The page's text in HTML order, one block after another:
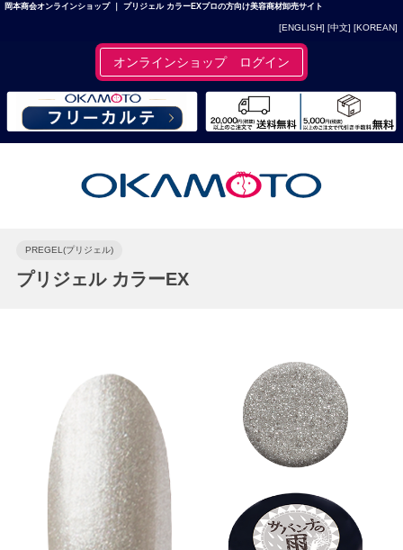
岡本商会オンラインショップ ｜ プリジェル カラーEXプロの方向け美容商材卸売サイト
[ENGLISH] [中文] [KOREAN]
オンラインショップ ログイン
PREGEL(プリジェル)
プリジェル カラーEX